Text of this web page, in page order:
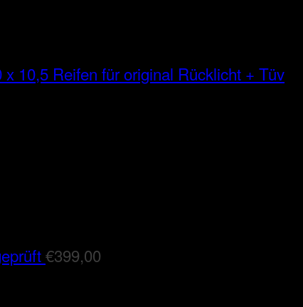
10,5 Reifen für original Rücklicht + Tüv
€399,00